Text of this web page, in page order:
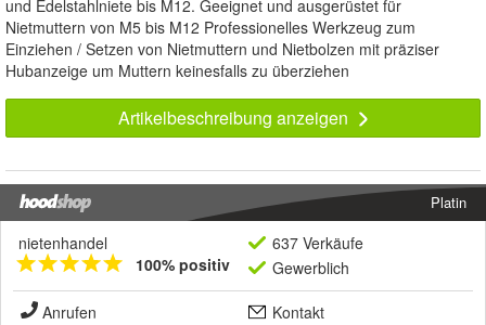
und Edelstahlniete bis M12. Geeignet und ausgerüstet für
Nietmuttern von M5 bis M12 Professionelles Werkzeug zum
Einziehen / Setzen von Nietmuttern und Nietbolzen mit präziser
Hubanzeige um Muttern keinesfalls zu überziehen
Artikelbeschreibung anzeigen
Platin
nietenhandel
100% positiv
637 Verkäufe
Gewerblich
Anrufen
Kontakt